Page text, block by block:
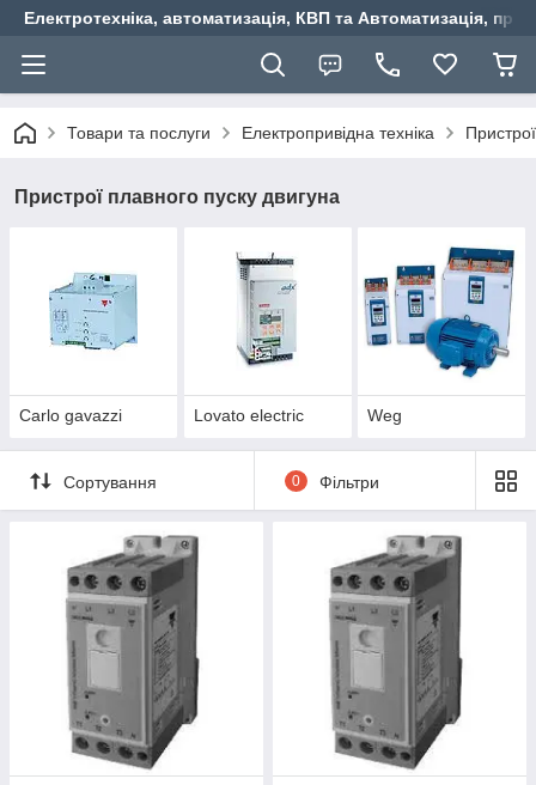
Електротехніка, автоматизація, КВП та Автоматизація,
Товари та послуги Електропривідна техніка
Пристрої плавного пуску двигуна
Carlo gavazzi Lovato electric Weg
Сортування 0 Фільтри